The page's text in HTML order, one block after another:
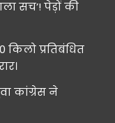
सच’! पेड़ों की
प्रतिबंधित
कांग्रेस ने